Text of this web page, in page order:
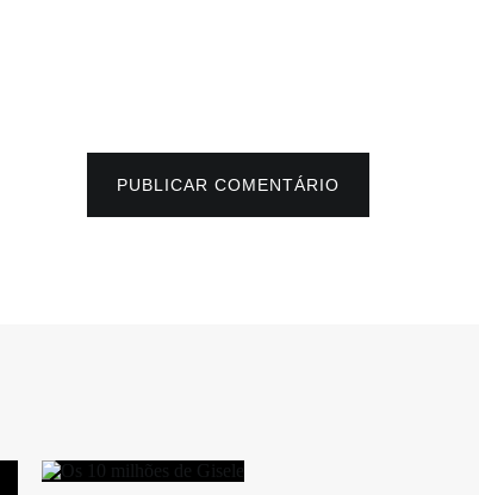
PUBLICAR COMENTÁRIO